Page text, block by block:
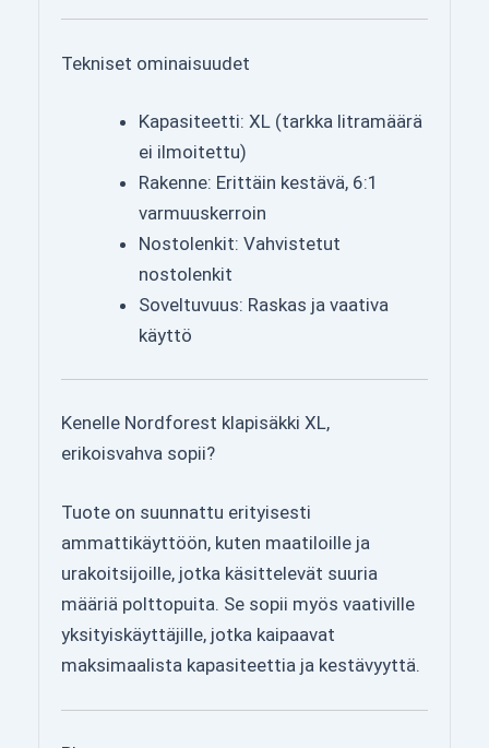
Tekniset ominaisuudet
Kapasiteetti: XL (tarkka litramäärä
ei ilmoitettu)
Rakenne: Erittäin kestävä, 6:1
varmuuskerroin
Nostolenkit: Vahvistetut
nostolenkit
Soveltuvuus: Raskas ja vaativa
käyttö
Kenelle Nordforest klapisäkki XL,
erikoisvahva sopii?
Tuote on suunnattu erityisesti
ammattikäyttöön, kuten maatiloille ja
urakoitsijoille, jotka käsittelevät suuria
määriä polttopuita. Se sopii myös vaativille
yksityiskäyttäjille, jotka kaipaavat
maksimaalista kapasiteettia ja kestävyyttä.